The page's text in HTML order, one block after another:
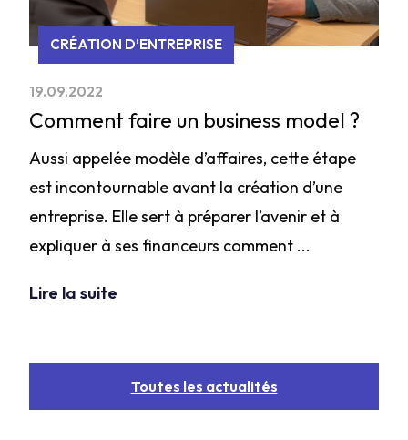
CRÉATION D’ENTREPRISE
19.09.2022
Comment faire un business model ?
Aussi appelée modèle d’affaires, cette étape
est incontournable avant la création d’une
entreprise. Elle sert à préparer l’avenir et à
expliquer à ses financeurs comment ...
Lire la suite
Toutes les actualités